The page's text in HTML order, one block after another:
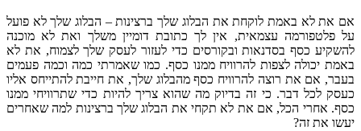
אם את לא באמת לוקחת את הבלוג שלך ברצינות – הבלוג שלך לא פועל
על פלטפורמה עצמאית, אין לך כתובת דומיין משלך ואת לא מוכנה
להשקיע כסף בסדנאות ובקורסים כדי לעזור לעסק שלך לצמוח, את לא
באמת יכולה לצפות להרוויח ממנו כסף. כמו שאמרתי כמה וכמה פעמים
בעבר, אם את רוצה להרוויח כסף מהבלוג שלך, את חייבת להתייחס אליו
כעסק לכל דבר. כי זה בדיוק מה שהוא צריך להיות כדי שתרוויחי ממנו
כסף. אחרי הכל, אם את לא תקחי את הבלוג שלך ברצינות למה שאחרים
יעשו את זה?